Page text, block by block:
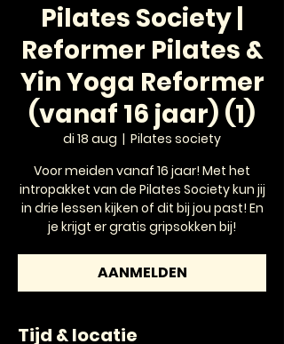
Pilates Society |
Reformer Pilates &
Yin Yoga Reformer
(vanaf 16 jaar) (1)
di 18 aug
  |
Pilates society
Voor meiden vanaf 16 jaar! Met het
intropakket van de Pilates Society kun jij
in drie lessen kijken of dit bij jou past! En
je krijgt er gratis gripsokken bij!
AANMELDEN
Tijd & locatie